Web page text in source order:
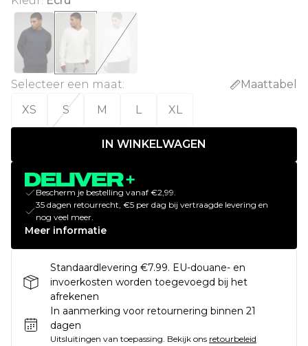
Selecteer een maat:
Maattabel
XS
S M L XL
IN WINKELWAGEN
Bescherm je bestelling vanaf €2,99.
35 dagen retourrecht, €5 per dag bij vertraagde levering en
nog veel meer.
Meer informatie
Standaardlevering €7.99. EU-douane- en
invoerkosten worden toegevoegd bij het
afrekenen
In aanmerking voor retournering binnen 21
dagen
Uitsluitingen van toepassing. Bekijk ons retourbeleid